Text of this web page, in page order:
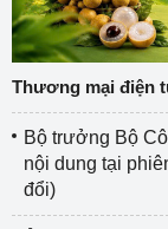
Thương mại điện
Bộ trưởng Bộ
nội dung tại
đổi)